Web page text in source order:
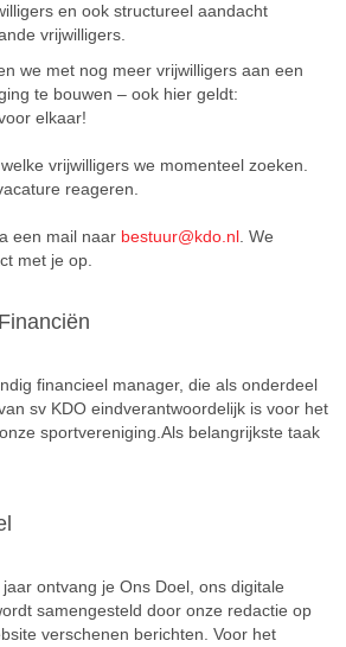
en ook structureel aandacht
vrijwilligers.
we met nog meer vrijwilligers aan een
te bouwen – ook hier geldt:
elkaar!
vrijwilligers we momenteel zoeken.
reageren.
een mail naar bestuur@kdo.nl. We
met je op.
financieel manager, die als onderdeel
sv KDO eindverantwoordelijk is voor het
sportvereniging.Als belangrijkste taak
ontvang je Ons Doel, ons digitale
samengesteld door onze redactie op
verschenen berichten. Voor het